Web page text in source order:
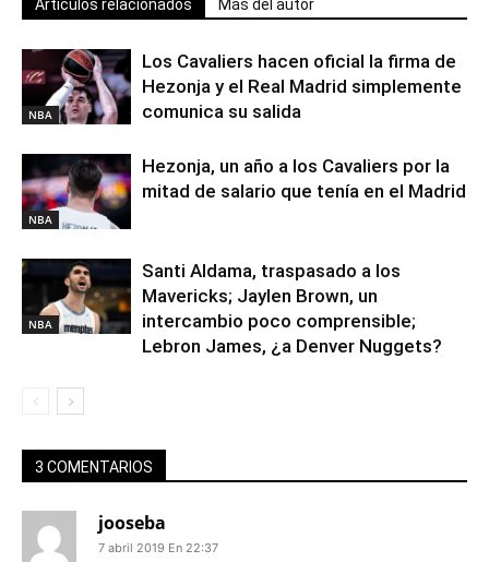
Artículos relacionados Más del autor
NBA
Los Cavaliers hacen oficial la firma de
Hezonja y el Real Madrid simplemente
comunica su salida
NBA
Hezonja, un año a los Cavaliers por la
mitad de salario que tenía en el Madrid
NBA
Santi Aldama, traspasado a los
Mavericks; Jaylen Brown, un
intercambio poco comprensible;
Lebron James, ¿a Denver Nuggets?
3 COMENTARIOS
jooseba
7 abril 2019 En 22:37